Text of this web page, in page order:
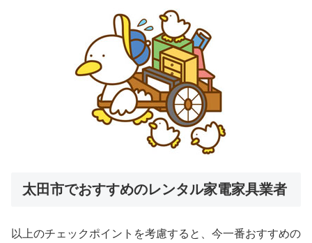
太田市でおすすめのレンタル家電家具業者
以上のチェックポイントを考慮すると、今一番おすすめの